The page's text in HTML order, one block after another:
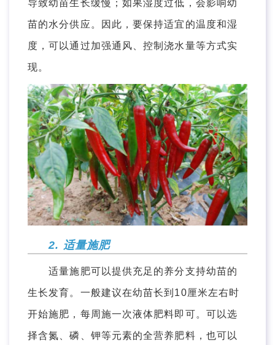
导致幼苗生长缓慢；如果湿度过低，会影响幼
苗的水分供应。因此，要保持适宜的温度和湿
度，可以通过加强通风、控制浇水量等方式实
现。
2. 适量施肥
适量施肥可以提供充足的养分支持幼苗的
生长发育。一般建议在幼苗长到10厘米左右时
开始施肥，每周施一次液体肥料即可。可以选
择含氮、磷、钾等元素的全营养肥料，也可以